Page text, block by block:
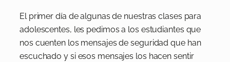
El primer día de algunas de nuestras clases para
adolescentes, les pedimos a los estudiantes que
nos cuenten los mensajes de seguridad que han
escuchado y si esos mensajes los hacen sentir